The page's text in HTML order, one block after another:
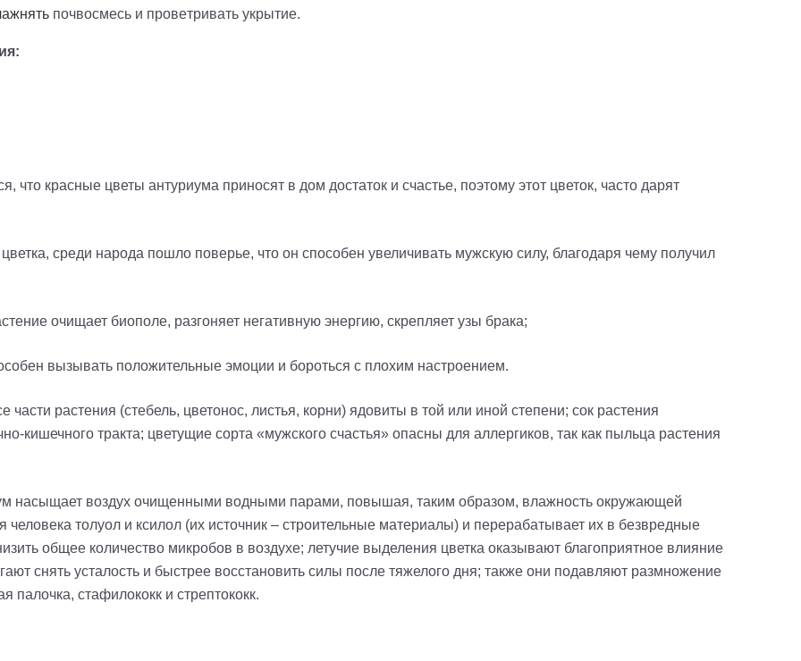
почвосмесь и проветривать укрытие.
что красные цветы антуриума приносят в дом достаток и счастье, поэтому этот цветок, часто дарят
среди народа пошло поверье, что он способен увеличивать мужскую силу, благодаря чему получил
очищает биополе, разгоняет негативную энергию, скрепляет узы брака;
вызывать положительные эмоции и бороться с плохим настроением.
части растения (стебель, цветонос, листья, корни) ядовиты в той или иной степени; сок растения
кишечного тракта; цветущие сорта «мужского счастья» опасны для аллергиков, так как пыльца растения
насыщает воздух очищенными водными парами, повышая, таким образом, влажность окружающей
толуол и ксилол (их источник – строительные материалы) и перерабатывает их в безвредные
общее количество микробов в воздухе; летучие выделения цветка оказывают благоприятное влияние
снять усталость и быстрее восстановить силы после тяжелого дня; также они подавляют размножение
палочка, стафилококк и стрептококк.